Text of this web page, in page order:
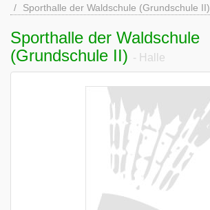
Sporthalle der Waldschule (Grundschule II)
Sporthalle der Waldschule
(Grundschule II) - Halle